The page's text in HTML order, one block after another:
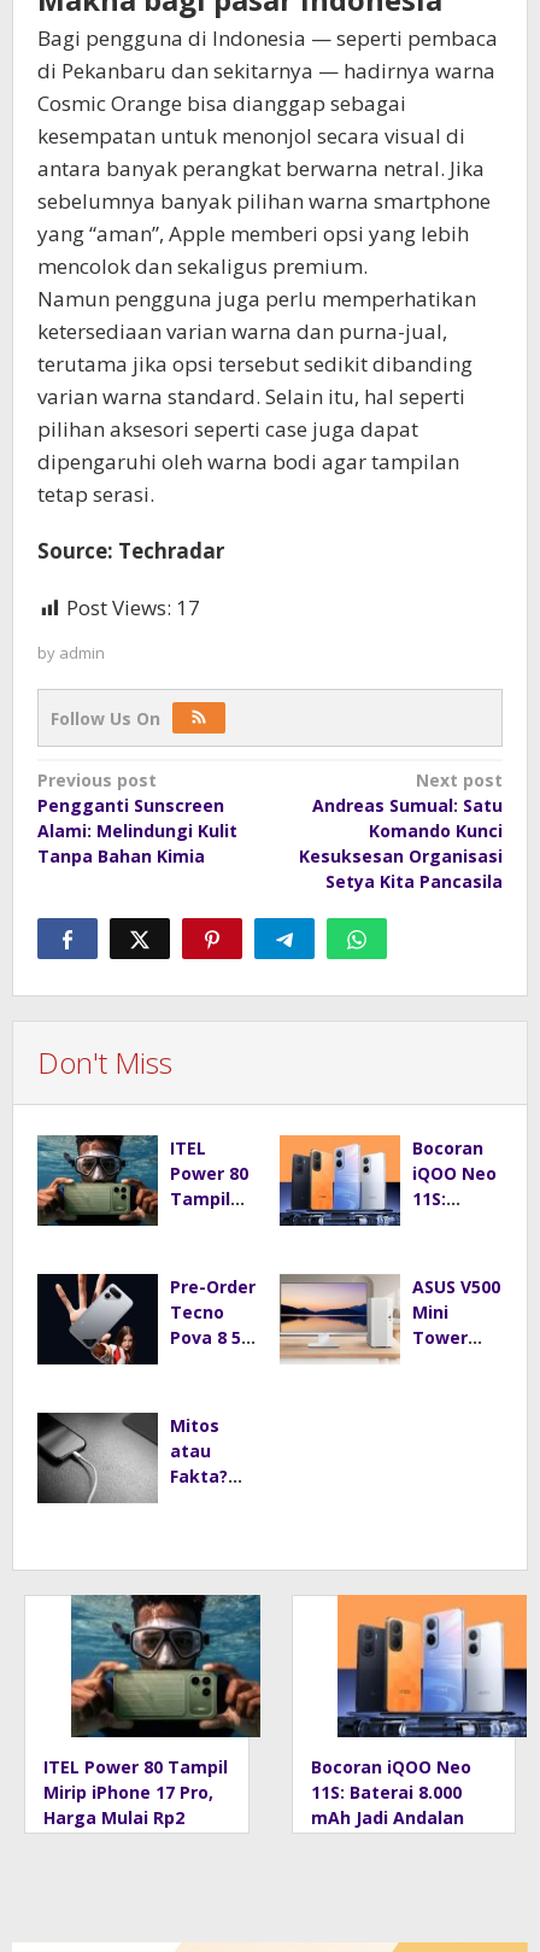
Bagi pengguna di Indonesia — seperti pembaca
di Pekanbaru dan sekitarnya — hadirnya warna
Cosmic Orange bisa dianggap sebagai
kesempatan untuk menonjol secara visual di
antara banyak perangkat berwarna netral. Jika
sebelumnya banyak pilihan warna smartphone
yang “aman”, Apple memberi opsi yang lebih
mencolok dan sekaligus premium.
Namun pengguna juga perlu memperhatikan
ketersediaan varian warna dan purna-jual,
terutama jika opsi tersebut sedikit dibanding
varian warna standard. Selain itu, hal seperti
pilihan aksesori seperti case juga dapat
dipengaruhi oleh warna bodi agar tampilan
tetap serasi.
Source: Techradar
Post Views: 17
by admin
Follow Us On
Post
navigation
Previous post
Pengganti Sunscreen
Alami: Melindungi Kulit
Tanpa Bahan Kimia
Next post
Andreas Sumual: Satu
Komando Kunci
Kesuksesan Organisasi
Setya Kita Pancasila
Don't Miss
ITEL
Power 80
Tampil
Harga
Mulai Rp2
Jutaan
Bocoran
iQOO Neo
11S:
Andalan
Pre-Order
Tecno
Pova 8 5G
Layar
144Hz dan
Baterai
8.000 mAh
ASUS V500
Mini
Tower
Modern
Mitos
atau
Fakta?
Bikin
Ponsel
Cepat
Rusak
ITEL Power 80 Tampil
Mirip iPhone 17 Pro,
Harga Mulai Rp2
Bocoran iQOO Neo
11S: Baterai 8.000
mAh Jadi Andalan